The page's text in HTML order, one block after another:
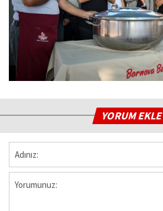
YORUM EKLE